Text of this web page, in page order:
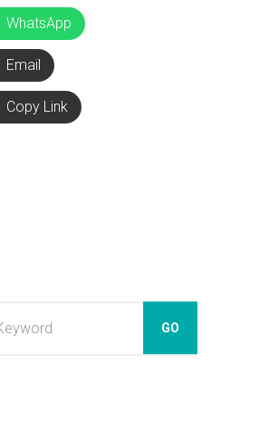
WhatsApp
Email
Copy Link